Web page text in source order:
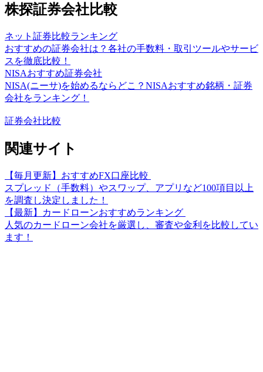
株探証券会社比較
ネット証券比較ランキング
おすすめの証券会社は？各社の手数料・取引ツールやサービ
スを徹底比較！
NISAおすすめ証券会社
NISA(ニーサ)を始めるならどこ？NISAおすすめ銘柄・証券
会社をランキング！
証券会社比較
関連サイト
【毎月更新】おすすめFX口座比較
スプレッド（手数料）やスワップ、アプリなど100項目以上
を調査し決定しました！
【最新】カードローンおすすめランキング
人気のカードローン会社を厳選し、審査や金利を比較してい
ます！